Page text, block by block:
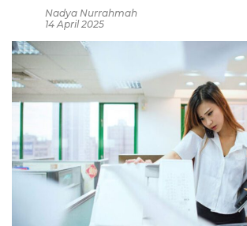
Nadya Nurrahmah
14 April 2025